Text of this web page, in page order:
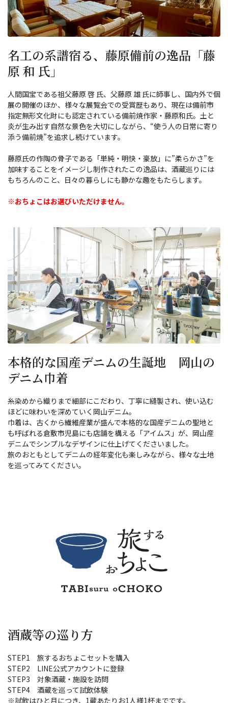
名工の系譜宿る、藤原備前の逸品「藤
原 和 氏」
人間国宝である祖父藤原 啓 氏、父藤原 雄 氏に師事し、国内外で個
展の開催のほか、様々な展覧会での受賞歴もあり、現在は備前市
指定無形文化財にも認定されている備前焼作家・藤原和氏。土と
炎が生み出す自然な景色を大切にしながら、“使う人の日常に寄り
添う備前焼”を追求し続けています。
藤原氏の作陶の骨子である「単純・明快・豪放」に”柔らかさ”を
加味することをイメージし制作されたこの逸品は、酒蔵巡りには
もちろんのこと、日々の暮らしにも静かな趣をもたらします。
※おちょこはお選びいただけません。
本格的な国産デニムの生誕地 岡山の
デニム巾着
糸染めから織りまで細部にこだわり、丁寧に縫製され、使い込む
ほどに味わいを深めていく岡山デニム。
巾着は、古くから繊維産業が盛んで本格的な国産デニムの聖地と
も呼ばれる倉敷市児島にも店舗を構える「アイムス」が、岡山産
デニムでシンプルなデザインに仕上げてくださいました。
旅のおともとしてデニムの経年変化も楽しみながら、様々な土地
を巡ってみてください。
酒蔵等の巡り方
STEP1 旅するおちょこセットを購入
STEP2 LINE公式アカウントに登録
STEP3 対象酒蔵・施設を訪問
STEP4 酒蔵を巡って試飲体験
※試飲はひと月につき、1蔵あたりお1人様1杯までです。